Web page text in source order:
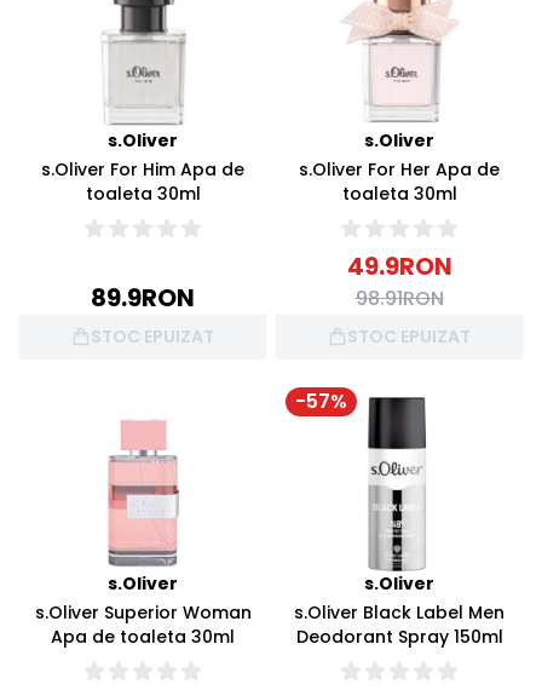
s.Oliver
s.Oliver For Him Apa de
toaleta 30ml
89.9RON
STOC EPUIZAT
s.Oliver
s.Oliver For Her Apa de
toaleta 30ml
49.9RON
98.91RON
STOC EPUIZAT
s.Oliver
s.Oliver Superior Woman
Apa de toaleta 30ml
-57%
s.Oliver
s.Oliver Black Label Men
Deodorant Spray 150ml